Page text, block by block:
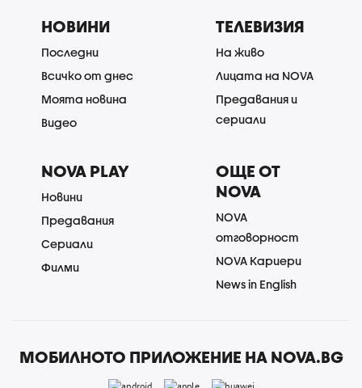
НОВИНИ
Последни
Всичко от днес
Моята новина
Видео
ТЕЛЕВИЗИЯ
На живо
Лицата на NOVA
Предавания и
сериали
NOVA PLAY
Новини
Предавания
Сериали
Филми
ОЩЕ ОТ
NOVA
NOVA
отговорност
NOVA Кариери
News in English
МОБИЛНОТО ПРИЛОЖЕНИЕ НА NOVA.BG